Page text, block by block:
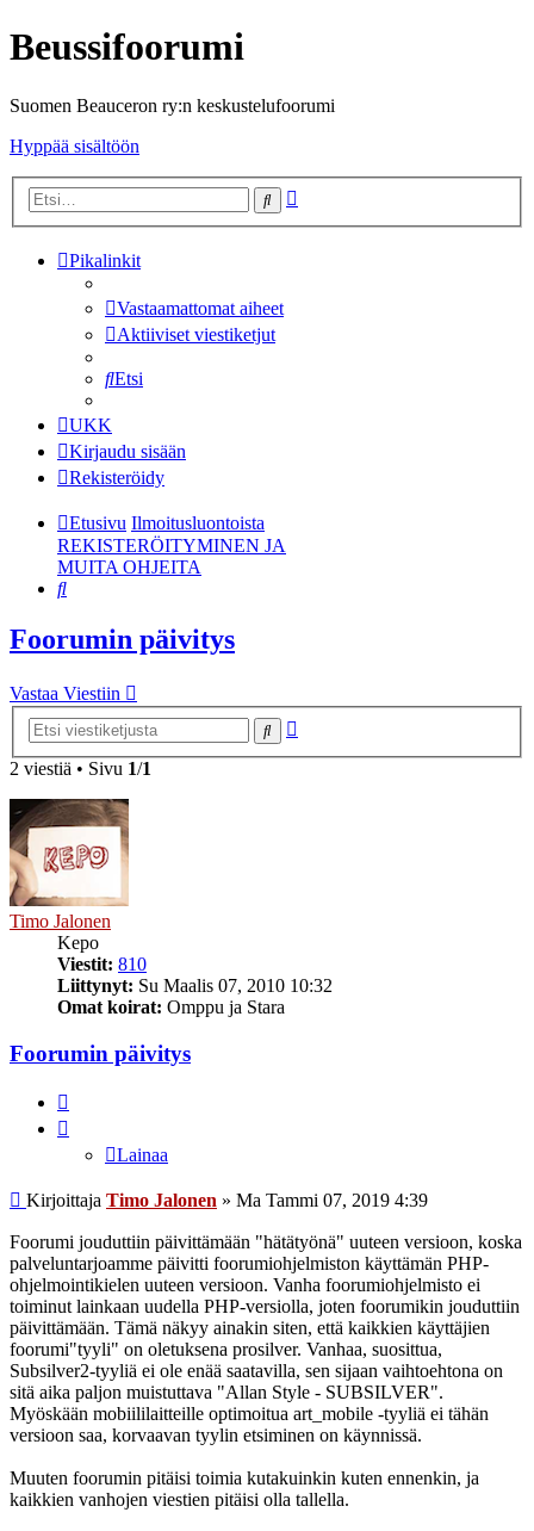
Beussifoorumi
Suomen Beauceron ry:n keskustelufoorumi
Hyppää sisältöön
Etsi
Pikalinkit
Vastaamattomat aiheet
Aktiiviset viestiketjut
Etsi
UKK
Kirjaudu sisään
Rekisteröidy
Etusivu Ilmoitusluontoista
REKISTERÖITYMINEN JA
MUITA OHJEITA
Etsi
Foorumin päivitys
Vastaa Viestiin
Etsi
2 viestiä • Sivu 1/1
Timo Jalonen
Kepo
Viestit: 810
Liittynyt: Su Maalis 07, 2010 10:32
Omat koirat: Omppu ja Stara
Foorumin päivitys
Lainaa
Viesti
Kirjoittaja Timo Jalonen » Ma Tammi 07, 2019 4:39
Foorumi jouduttiin päivittämään "hätätyönä" uuteen versioon, koska
palveluntarjoamme päivitti foorumiohjelmiston käyttämän PHP-
ohjelmointikielen uuteen versioon. Vanha foorumiohjelmisto ei
toiminut lainkaan uudella PHP-versiolla, joten foorumikin jouduttiin
päivittämään. Tämä näkyy ainakin siten, että kaikkien käyttäjien
foorumi"tyyli" on oletuksena prosilver. Vanhaa, suosittua,
Subsilver2-tyyliä ei ole enää saatavilla, sen sijaan vaihtoehtona on
sitä aika paljon muistuttava "Allan Style - SUBSILVER".
Myöskään mobiililaitteille optimoitua art_mobile -tyyliä ei tähän
versioon saa, korvaavan tyylin etsiminen on käynnissä.
Muuten foorumin pitäisi toimia kutakuinkin kuten ennenkin, ja
kaikkien vanhojen viestien pitäisi olla tallella.